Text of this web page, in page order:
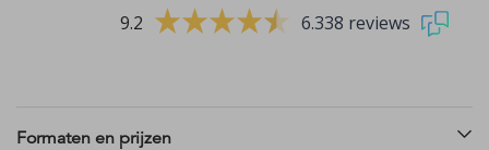
9.2 6.338 reviews
Formaten en prijzen